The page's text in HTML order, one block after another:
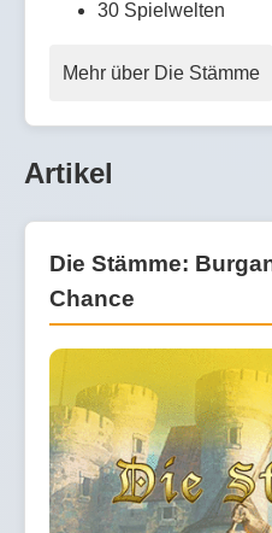
30 Spielwelten
Mehr über Die Stämme
Artikel
Die Stämme:
Chance